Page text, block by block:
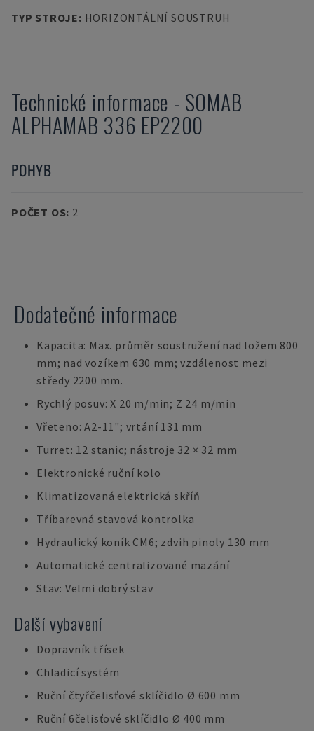
TYP STROJE: HORIZONTÁLNÍ SOUSTRUH
Technické informace - SOMAB
ALPHAMAB 336 EP2200
POHYB
POČET OS: 2
Dodatečné informace
Kapacita: Max. průměr soustružení nad ložem 800
mm; nad vozíkem 630 mm; vzdálenost mezi
středy 2200 mm.
Rychlý posuv: X 20 m/min; Z 24 m/min
Vřeteno: A2-11"; vrtání 131 mm
Turret: 12 stanic; nástroje 32 × 32 mm
Elektronické ruční kolo
Klimatizovaná elektrická skříň
Tříbarevná stavová kontrolka
Hydraulický koník CM6; zdvih pinoly 130 mm
Automatické centralizované mazání
Stav: Velmi dobrý stav
Další vybavení
Dopravník třísek
Chladicí systém
Ruční čtyřčelisťové sklíčidlo Ø 600 mm
Ruční 6čelisťové sklíčidlo Ø 400 mm